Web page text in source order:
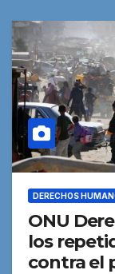
DERECHOS
ONU
los
contra el